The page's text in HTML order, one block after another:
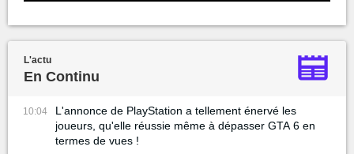
L'actu
En Continu
10:04
L'annonce de PlayStation a tellement énervé les
joueurs, qu'elle réussie même à dépasser GTA 6 en
termes de vues !